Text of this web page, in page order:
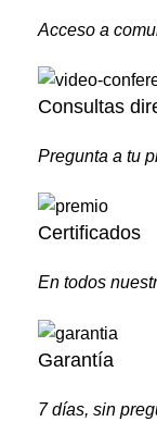
Acceso a
Consultas
Pregunta a tu
Certificados
En todos
Garantía
7 días, sin